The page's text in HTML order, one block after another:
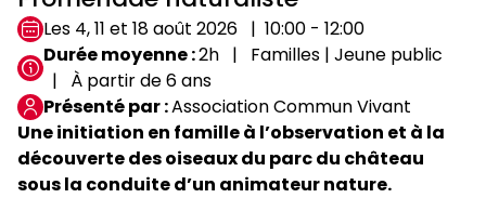
Les 4, 11 et 18 août 2026
10:00 - 12:00
Durée moyenne 2h
Familles | Jeune public
À partir de 6 ans
Présenté par Association Commun Vivant
Une initiation en famille à l’observation et à la
découverte des oiseaux du parc du château
sous la conduite d’un animateur nature.